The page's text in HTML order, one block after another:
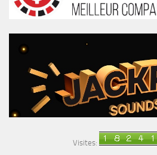
Visites: